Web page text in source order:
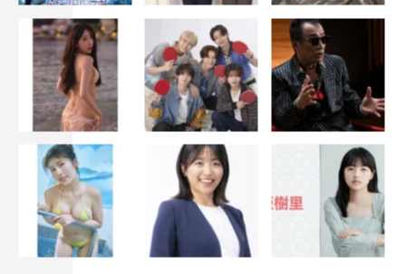
いただいたり、現実世界においても、例えば、自分ではな
い誰かが理不尽な環境に置かれている時に、どういう声掛
けができるのかなども考えていただけるきっかけになった
らいいなと思います。
堤真一（小島敏夫 役）コメント
◆最初に脚本を読んだ際の感想を教えてください。
僕は元の作品を知らなかったのですが、山田太一さんが描
かれたベースのテーマと、宮藤くんの軽快さというか、会